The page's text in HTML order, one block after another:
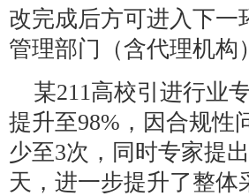
改完成后方可进入下一
管理部门（含代理机构
某211高校引进行业
提升至98%，因合规性
少至3次，同时专家提
天，进一步提升了整体